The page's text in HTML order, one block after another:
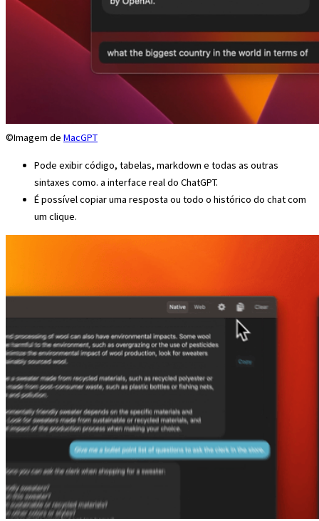
©Imagem de MacGPT
Pode exibir código, tabelas, markdown e todas as outras
sintaxes como. a interface real do ChatGPT.
É possível copiar uma resposta ou todo o histórico do chat com
um clique.